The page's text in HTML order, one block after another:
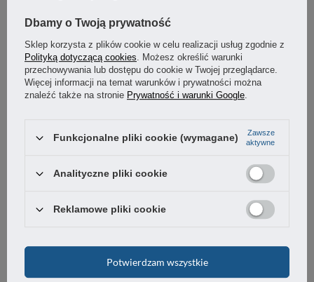
GWARANCJA
OSTATNIO CIĘ INTERESOWAŁO
hamulec
Dbamy o Twoją prywatność
Sklep korzysta z plików cookie w celu realizacji usług zgodnie z
Polityką dotyczącą cookies. Możesz określić warunki
przechowywania lub dostępu do cookie w Twojej przeglądarce.
Więcej informacji na temat warunków i prywatności można
znaleźć także na stronie Prywatność i warunki Google.
Funkcjonalne pliki cookie (wymagane)
Zawsze
aktywne
Analityczne pliki cookie
Reklamowe pliki cookie
Potwierdzam wszystkie